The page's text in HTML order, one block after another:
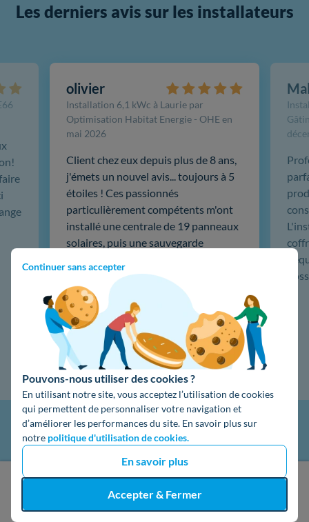
Continuer sans accepter
Pouvons-nous utiliser des cookies ?
En utilisant notre site, vous acceptez l’utilisation de cookies
qui permettent de personnaliser votre navigation et
d’améliorer les performances du site. En savoir plus sur
notre politique d'utilisation de cookies.
En savoir plus
Accepter & Fermer
J'obtiens un devis gratuit
Les derniers avis sur les installateurs
olivier
Installation 6,1 kWc à Laurie par
Optimisation Habitat Energie - OHE en
mai 2026
Client chez eux depuis plus de 8 ans,
j'émets un nouvel avis... toujours à 5
étoiles ! Ces passionnés
particulièrement compétents m'ont
installé une centrale de 19 panneaux
solaires, puis une sauvegarde
de gamme. …
Lire la suite